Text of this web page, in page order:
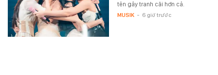
tên gây tranh cãi hơn cả.
MUSIK - 6 giờ trước